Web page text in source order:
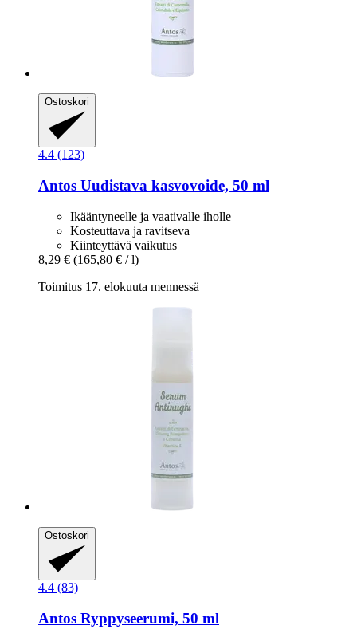
Ostoskori
4.4 (123)
Antos Uudistava kasvovoide, 50 ml
Ikääntyneelle ja vaativalle iholle
Kosteuttava ja ravitseva
Kiinteyttävä vaikutus
8,29 € (165,80 € / l)
Toimitus 17. elokuuta mennessä
Ostoskori
4.4 (83)
Antos Ryppyseerumi, 50 ml